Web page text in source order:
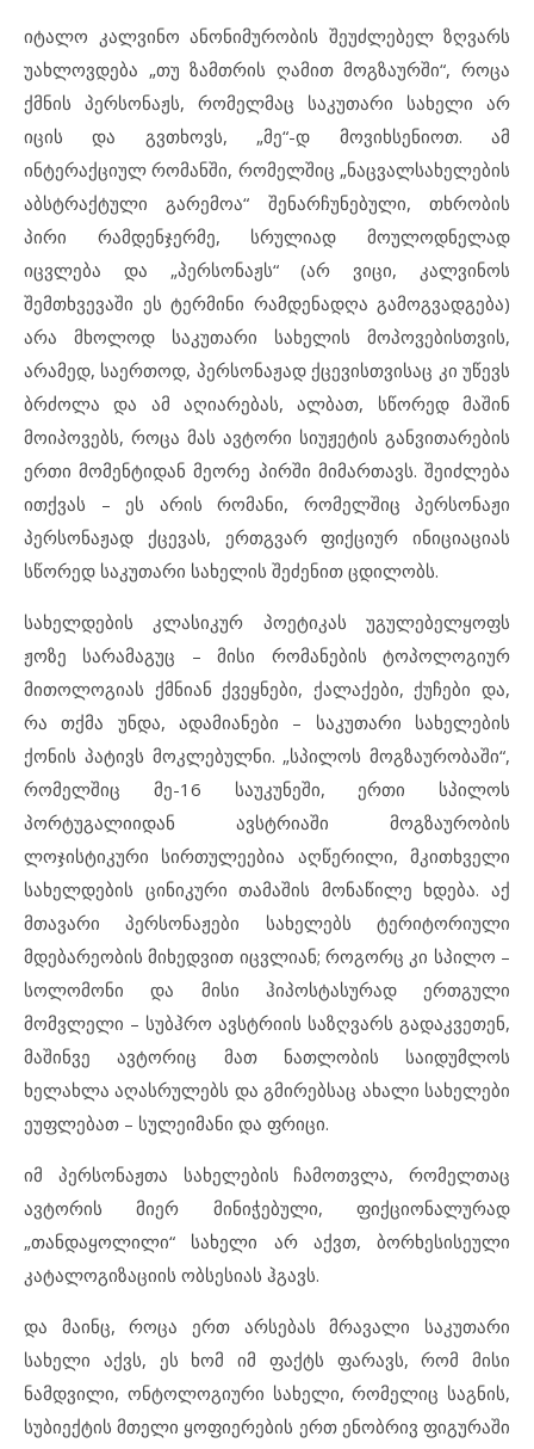
იტალო კალვინო ანონიმურობის შეუძლებელ ზღვარს
უახლოვდება „თუ ზამთრის ღამით მოგზაურში“, როცა
ქმნის პერსონაჟს, რომელმაც საკუთარი სახელი არ
იცის და გვთხოვს, „მე“-დ მოვიხსენიოთ. ამ
ინტერაქციულ რომანში, რომელშიც „ნაცვალსახელების
აბსტრაქტული გარემოა“ შენარჩუნებული, თხრობის
პირი რამდენჯერმე, სრულიად მოულოდნელად
იცვლება და „პერსონაჟს“ (არ ვიცი, კალვინოს
შემთხვევაში ეს ტერმინი რამდენადღა გამოგვადგება)
არა მხოლოდ საკუთარი სახელის მოპოვებისთვის,
არამედ, საერთოდ, პერსონაჟად ქცევისთვისაც კი უწევს
ბრძოლა და ამ აღიარებას, ალბათ, სწორედ მაშინ
მოიპოვებს, როცა მას ავტორი სიუჟეტის განვითარების
ერთი მომენტიდან მეორე პირში მიმართავს. შეიძლება
ითქვას – ეს არის რომანი, რომელშიც პერსონაჟი
პერსონაჟად ქცევას, ერთგვარ ფიქციურ ინიციაციას
სწორედ საკუთარი სახელის შეძენით ცდილობს.
სახელდების კლასიკურ პოეტიკას უგულებელყოფს
ჟოზე სარამაგუც – მისი რომანების ტოპოლოგიურ
მითოლოგიას ქმნიან ქვეყნები, ქალაქები, ქუჩები და,
რა თქმა უნდა, ადამიანები – საკუთარი სახელების
ქონის პატივს მოკლებულნი. „სპილოს მოგზაურობაში“,
რომელშიც მე-16 საუკუნეში, ერთი სპილოს
პორტუგალიიდან ავსტრიაში მოგზაურობის
ლოჯისტიკური სირთულეებია აღწერილი, მკითხველი
სახელდების ცინიკური თამაშის მონაწილე ხდება. აქ
მთავარი პერსონაჟები სახელებს ტერიტორიული
მდებარეობის მიხედვით იცვლიან; როგორც კი სპილო –
სოლომონი და მისი ჰიპოსტასურად ერთგული
მომვლელი – სუბჰრო ავსტრიის საზღვარს გადაკვეთენ,
მაშინვე ავტორიც მათ ნათლობის საიდუმლოს
ხელახლა აღასრულებს და გმირებსაც ახალი სახელები
ეუფლებათ – სულეიმანი და ფრიცი.
იმ პერსონაჟთა სახელების ჩამოთვლა, რომელთაც
ავტორის მიერ მინიჭებული, ფიქციონალურად
„თანდაყოლილი“ სახელი არ აქვთ, ბორხესისეული
კატალოგიზაციის ობსესიას ჰგავს.
და მაინც, როცა ერთ არსებას მრავალი საკუთარი
სახელი აქვს, ეს ხომ იმ ფაქტს ფარავს, რომ მისი
ნამდვილი, ონტოლოგიური სახელი, რომელიც საგნის,
სუბიექტის მთელი ყოფიერების ერთ ენობრივ ფიგურაში